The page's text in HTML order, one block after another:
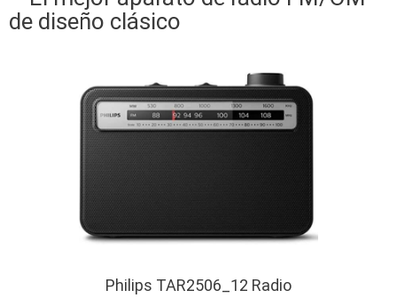
de diseño clásico
Philips TAR2506_12 Radio